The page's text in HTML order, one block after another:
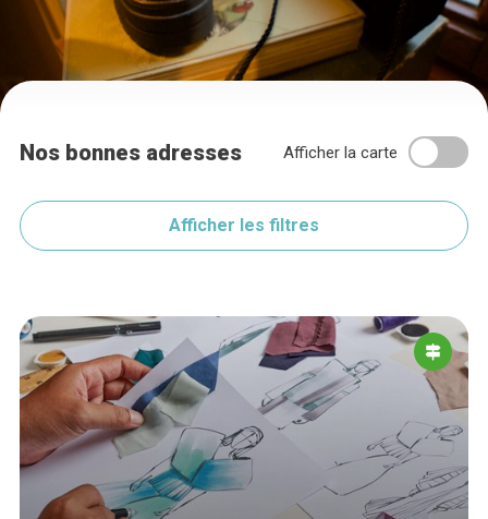
Nos bonnes adresses Afficher la carte
Afficher les filtres